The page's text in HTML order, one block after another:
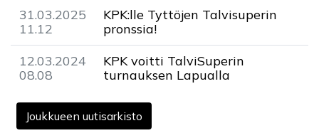
31.03.2025
11.12
KPK:lle Tyttöjen Talvisuperin
pronssia!
12.03.2024
08.08
KPK voitti TalviSuperin
turnauksen Lapualla
Joukkueen uutisarkisto